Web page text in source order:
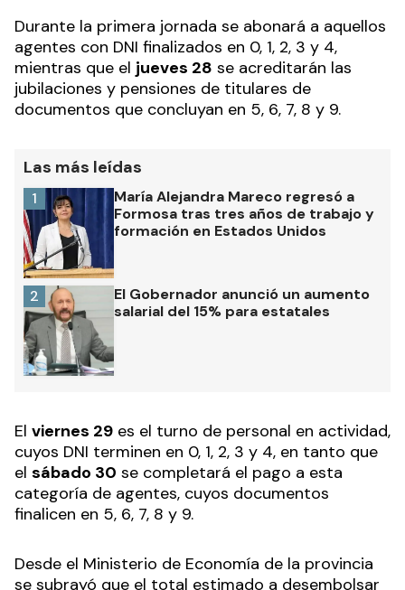
Durante la primera jornada se abonará a aquellos
agentes con DNI finalizados en 0, 1, 2, 3 y 4,
mientras que el jueves 28 se acreditarán las
jubilaciones y pensiones de titulares de
documentos que concluyan en 5, 6, 7, 8 y 9.
Las más leídas
María Alejandra Mareco regresó a
Formosa tras tres años de trabajo y
formación en Estados Unidos
1
El Gobernador anunció un aumento
salarial del 15% para estatales
2
El viernes 29 es el turno de personal en actividad,
cuyos DNI terminen en 0, 1, 2, 3 y 4, en tanto que
el sábado 30 se completará el pago a esta
categoría de agentes, cuyos documentos
finalicen en 5, 6, 7, 8 y 9.
Desde el Ministerio de Economía de la provincia
se subrayó que el total estimado a desembolsar